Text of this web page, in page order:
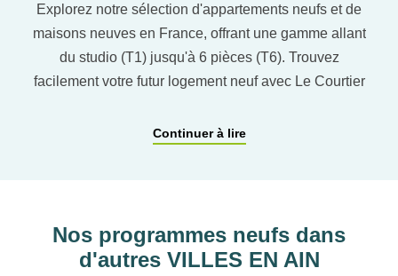
Explorez notre sélection d'appartements neufs et de
maisons neuves en France, offrant une gamme allant
du studio (T1) jusqu'à 6 pièces (T6). Trouvez
facilement votre futur logement neuf avec Le Courtier
pour affiner vos critères. Vous pourrez également
ACCOMPAGNEMENT
Continuer à lire
Nos programmes neufs dans
d'autres VILLES EN AIN